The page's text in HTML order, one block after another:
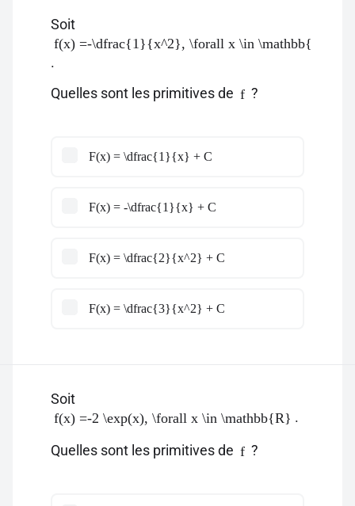
Soit
f(x) =-\dfrac{1}{x^2}, \forall x \in \mathbb{R}
.
Quelles sont les primitives de f ?
F(x) = \dfrac{1}{x} + C
F(x) = -\dfrac{1}{x} + C
F(x) = \dfrac{2}{x^2} + C
F(x) = \dfrac{3}{x^2} + C
Soit
f(x) =-2 \exp(x), \forall x \in \mathbb{R} .
Quelles sont les primitives de f ?